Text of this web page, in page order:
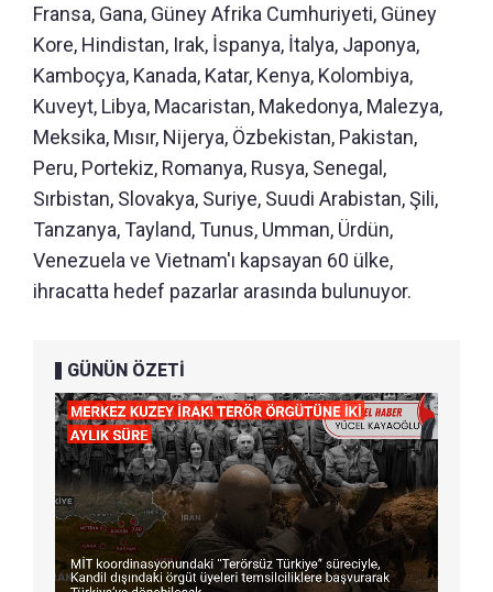
Fransa, Gana, Güney Afrika Cumhuriyeti, Güney
Kore, Hindistan, Irak, İspanya, İtalya, Japonya,
Kamboçya, Kanada, Katar, Kenya, Kolombiya,
Kuveyt, Libya, Macaristan, Makedonya, Malezya,
Meksika, Mısır, Nijerya, Özbekistan, Pakistan,
Peru, Portekiz, Romanya, Rusya, Senegal,
Sırbistan, Slovakya, Suriye, Suudi Arabistan, Şili,
Tanzanya, Tayland, Tunus, Umman, Ürdün,
Venezuela ve Vietnam'ı kapsayan 60 ülke,
ihracatta hedef pazarlar arasında bulunuyor.
GÜNÜN ÖZETİ